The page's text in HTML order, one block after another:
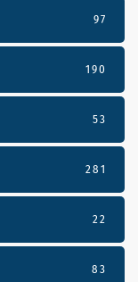
97
190
53
281
22
83